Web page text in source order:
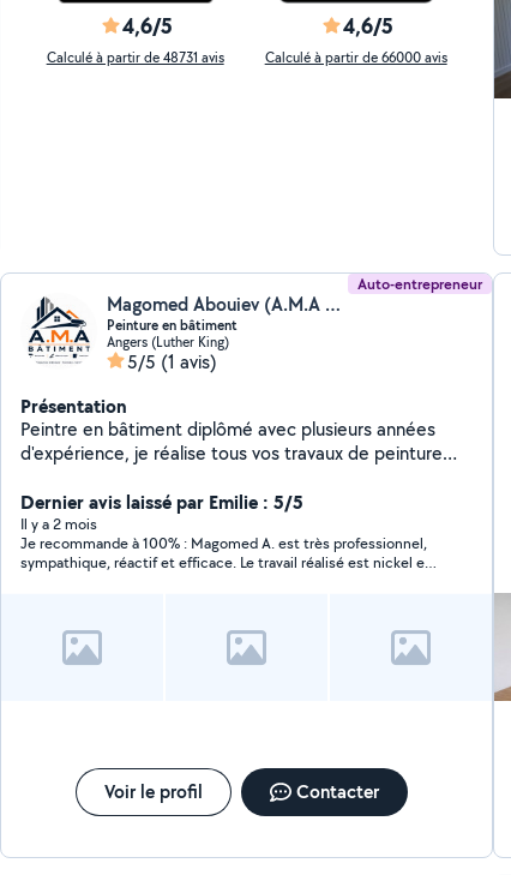
4,6/5
Calculé à partir de 48731 avis
4,6/5
Calculé à partir de 66000 avis
Auto-entrepreneur
Magomed Abouiev (A.M.A Bâtiment)
Peinture en bâtiment
Angers (Luther King)
5/5 (1 avis)
Présentation
Peintre en bâtiment diplômé avec plusieurs années
d'expérience, je réalise tous vos travaux de peinture
j'interviens aussi pour la rénovation, la pose de plinthes,
le tapissage, l'enduisage et la mise en couleur. Travail
soigné, conseils personnalisés et respect des délais.
Dernier avis laissé par Emilie : 5/5
Il y a 2 mois
Je recommande à 100% : Magomed A. est très professionnel,
sympathique, réactif et efficace. Le travail réalisé est nickel et
Voir le profil Contacter